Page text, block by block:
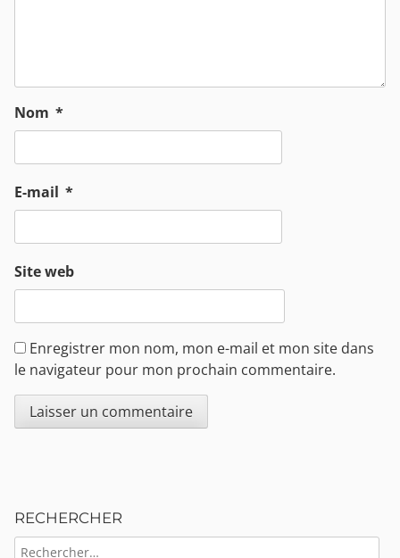
Nom *
E-mail *
Site web
Enregistrer mon nom, mon e-mail et mon site dans
le navigateur pour mon prochain commentaire.
RECHERCHER
RECHERCHER :